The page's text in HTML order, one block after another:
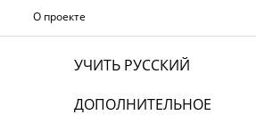
О проекте
УЧИТЬ РУССКИЙ
ДОПОЛНИТЕЛЬНОЕ